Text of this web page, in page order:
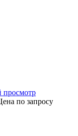
просмотр
по запросу